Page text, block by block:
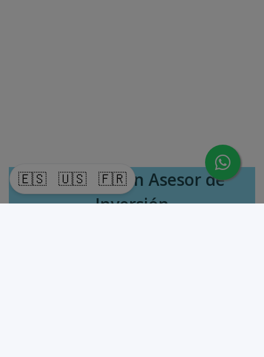
🇪🇸 🇺🇸 🇫🇷
Habla con un Asesor de
Inversión